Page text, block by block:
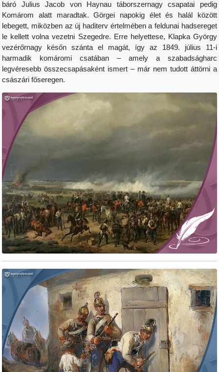
báró Julius Jacob von Haynau táborszernagy csapatai pedig
Komárom alatt maradtak. Görgei napokig élet és halál között
lebegett, miközben az új haditerv értelmében a feldunai hadsereget
le kellett volna vezetni Szegedre. Erre helyettese, Klapka György
vezérőrnagy későn szánta el magát, így az 1849. július 11-i
harmadik komáromi csatában – amely a szabadságharc
legvéresebb összecsapásaként ismert – már nem tudott áttörni a
császári főseregen.